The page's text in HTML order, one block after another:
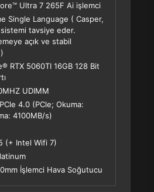
Ultra 7 265F Ai işlemci
Single Language ( Casper,
tavsiye eder.
açık ve stabil
RTX 5060TI 16GB 128 Bit
UDIMM
4.0 (PCle; Okuma:
4100MB/s)
(+ Intel Wifi 7)
İşlemci Hava Soğutucu